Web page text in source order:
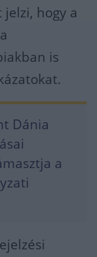
hogy a
is
Dánia
a